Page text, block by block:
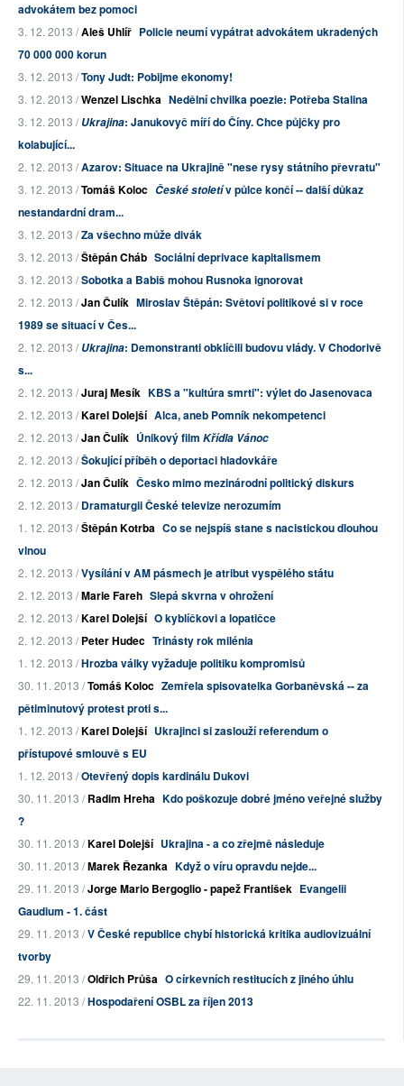
advokátem bez pomoci
3. 12. 2013 /Aleš Uhlíř Policie neumí vypátrat advokátem ukradených
70 000 000 korun
3. 12. 2013 /Tony Judt: Pobijme ekonomy!
3. 12. 2013 /Wenzel Lischka Nedělní chvilka poezie: Potřeba Stalina
3. 12. 2013 /Ukrajina: Janukovyč míří do Číny. Chce půjčky pro
kolabující...
2. 12. 2013 /Azarov: Situace na Ukrajině "nese rysy státního převratu"
3. 12. 2013 /Tomáš Koloc České stoletív půlce končí -- další důkaz
nestandardní dram...
3. 12. 2013 /Za všechno může divák
3. 12. 2013 /Štěpán Cháb Sociální deprivace kapitalismem
3. 12. 2013 /Sobotka a Babiš mohou Rusnoka ignorovat
2. 12. 2013 /Jan Čulík Miroslav Štěpán: Světoví politikové si v roce
1989 se situací v Čes...
2. 12. 2013 /Ukrajina: Demonstranti obklíčili budovu vlády. V Chodorivě
s...
2. 12. 2013 /Juraj Mesík KBS a "kultúra smrti": výlet do Jasenovaca
2. 12. 2013 /Karel Dolejší Alca, aneb Pomník nekompetenci
2. 12. 2013 /Jan Čulík Únikový film Křídla Vánoc
2. 12. 2013 /Šokující příběh o deportaci hladovkáře
2. 12. 2013 /Jan Čulík Česko mimo mezinárodní politický diskurs
2. 12. 2013 /Dramaturgii České televize nerozumím
1. 12. 2013 /Štěpán Kotrba Co se nejspíš stane s nacistickou dlouhou
vlnou
2. 12. 2013 /Vysílání v AM pásmech je atribut vyspělého státu
2. 12. 2013 /Marie Fareh Slepá skvrna v ohrožení
2. 12. 2013 /Karel Dolejší O kyblíčkovi a lopatičce
2. 12. 2013 /Peter Hudec Trinásty rok milénia
1. 12. 2013 /Hrozba války vyžaduje politiku kompromisů
30. 11. 2013 /Tomáš Koloc Zemřela spisovatelka Gorbaněvská -- za
pětiminutový protest proti s...
1. 12. 2013 /Karel Dolejší Ukrajinci si zaslouží referendum o
přístupové smlouvě s EU
1. 12. 2013 /Otevřený dopis kardinálu Dukovi
30. 11. 2013 /Radim Hreha Kdo poškozuje dobré jméno veřejné služby
?
30. 11. 2013 /Karel Dolejší Ukrajina - a co zřejmě následuje
30. 11. 2013 /Marek Řezanka Když o víru opravdu nejde...
29. 11. 2013 /Jorge Mario Bergoglio - papež František Evangelii
Gaudium - 1. část
29. 11. 2013 /V České republice chybí historická kritika audiovizuální
tvorby
29. 11. 2013 /Oldřich Průša O církevních restitucích z jiného úhlu
22. 11. 2013 /Hospodaření OSBL za říjen 2013